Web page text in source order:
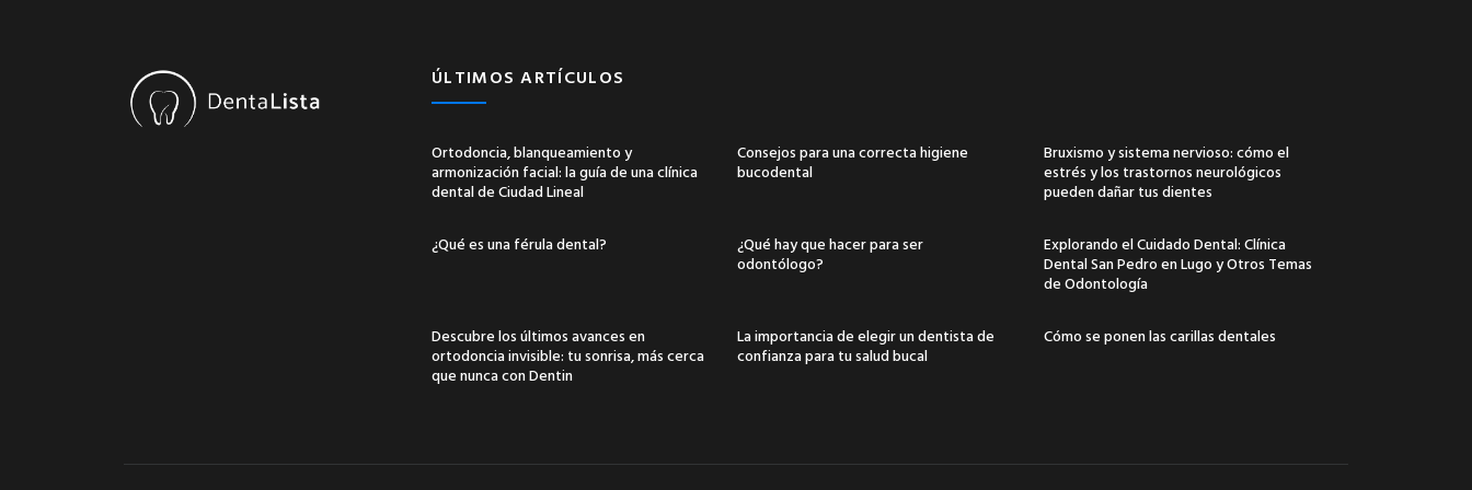
ÚLTIMOS ARTÍCULOS
Ortodoncia, blanqueamiento y
armonización facial: la guía de una clínica
dental de Ciudad Lineal
Consejos para una correcta higiene
bucodental
Bruxismo y sistema nervioso: cómo el
estrés y los trastornos neurológicos
pueden dañar tus dientes
¿Qué es una férula dental?
¿Qué hay que hacer para ser
odontólogo?
Explorando el Cuidado Dental: Clínica
Dental San Pedro en Lugo y Otros Temas
de Odontología
Descubre los últimos avances en
ortodoncia invisible: tu sonrisa, más cerca
que nunca con Dentin
La importancia de elegir un dentista de
confianza para tu salud bucal
Cómo se ponen las carillas dentales